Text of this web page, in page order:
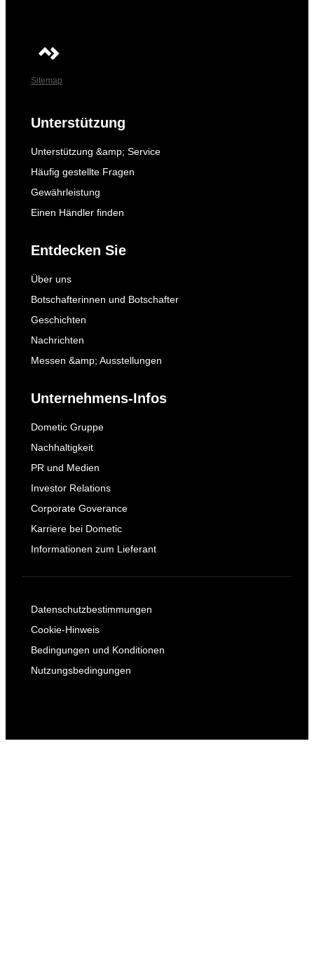
Sitemap
Unterstützung
Unterstützung &amp; Service
Häufig gestellte Fragen
Gewährleistung
Einen Händler finden
Entdecken Sie
Über uns
Botschafterinnen und Botschafter
Geschichten
Nachrichten
Messen &amp; Ausstellungen
Unternehmens-Infos
Dometic Gruppe
Nachhaltigkeit
PR und Medien
Investor Relations
Corporate Goverance
Karriere bei Dometic
Informationen zum Lieferant
Datenschutzbestimmungen
Cookie-Hinweis
Bedingungen und Konditionen
Nutzungsbedingungen